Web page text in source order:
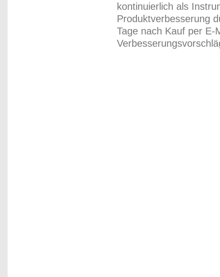
kontinuierlich als
Produktverbesserung
Tage nach Kauf per E-